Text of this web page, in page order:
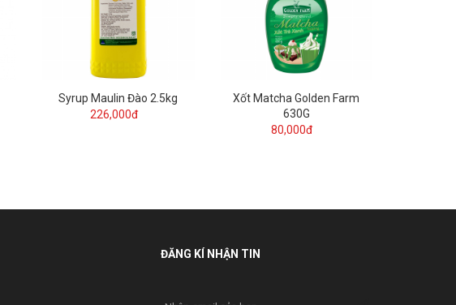
Syrup Maulin Đào 2.5kg
226,000đ
Xốt Matcha Golden Farm
630G
80,000đ
ĐĂNG KÍ NHẬN TIN